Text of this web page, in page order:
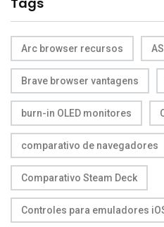
Arc browser recursos
Brave browser vantagens
burn-in OLED monitores
comparativo de navegadores
Comparativo Steam Deck
Controles para emuladores